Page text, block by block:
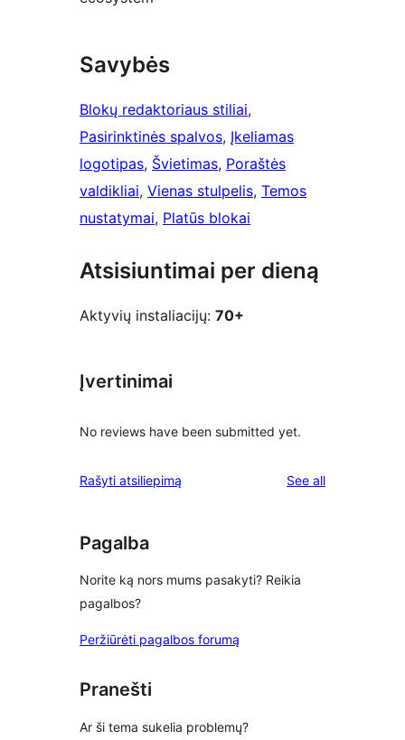
Savybės
Blokų redaktoriaus stiliai
Pasirinktinės spalvos, Įkeliamas
logotipas, Švietimas, Poraštės
valdikliai, Vienas stulpelis, Temos
nustatymai, Platūs blokai
Atsisiuntimai per dieną
Aktyvių instaliacijų: 70+
Įvertinimai
No reviews have been submitted yet.
Rašyti atsiliepimą See allreviews
Pagalba
Norite ką nors mums pasakyti? Reikia
pagalbos?
Peržiūrėti pagalbos forumą
Pranešti
Ar ši tema sukelia problemų?